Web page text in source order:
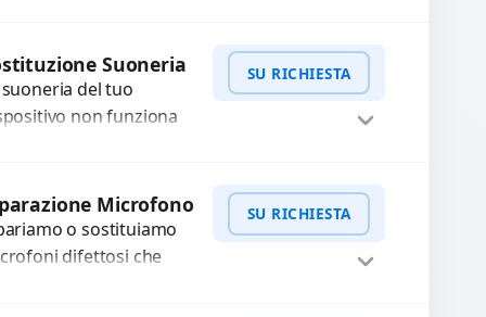
come immagini
messa a fuoco
funzionante,...
WhatsApp
Suoneria
suoneria del tuo
non funziona
con interventi
e componenti...
SU RICHIESTA
WhatsApp
Microfono
o sostituiamo
difettosi che
SU RICHIESTA